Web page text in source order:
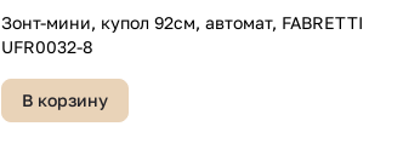
Зонт-мини, купол 92см, автомат, FABRETTI
UFR0032-8
В корзину